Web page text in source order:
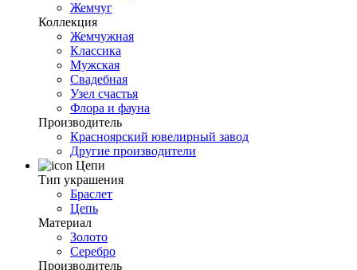
Жемчуг
Коллекция
Жемчужная
Классика
Мужская
Свадебная
Узел счастья
Флора и фауна
Производитель
Красноярский ювелирный завод
Другие производители
Цепи
Тип украшения
Браслет
Цепь
Материал
Золото
Серебро
Производитель